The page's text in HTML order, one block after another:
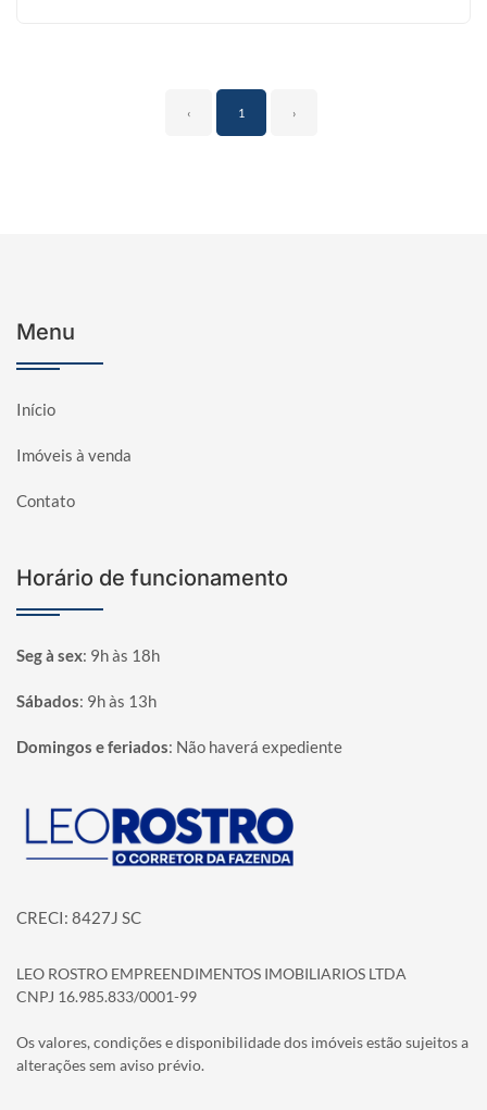
‹ 1 ›
Menu
Início
Imóveis à venda
Contato
Horário de funcionamento
Seg à sex: 9h às 18h
Sábados: 9h às 13h
Domingos e feriados: Não haverá expediente
Página inicial
CRECI: 8427J SC
LEO ROSTRO EMPREENDIMENTOS IMOBILIARIOS LTDA
CNPJ 16.985.833/0001-99
Os valores, condições e disponibilidade dos imóveis estão sujeitos a
alterações sem aviso prévio.